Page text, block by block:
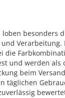
besonders
Verarbeitung.
und werden als
beim